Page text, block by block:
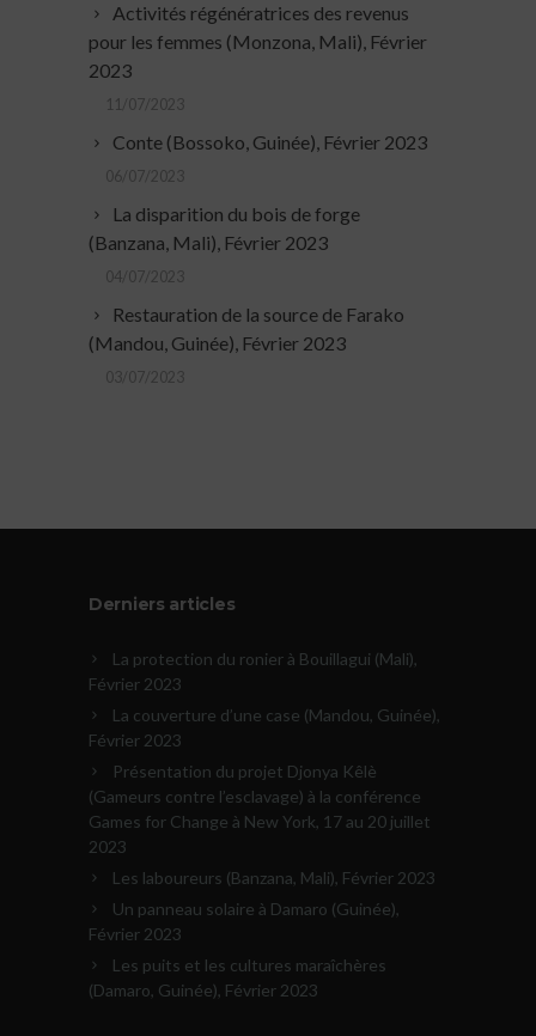
Activités régénératrices des revenus
pour les femmes (Monzona, Mali), Février
2023
11/07/2023
Conte (Bossoko, Guinée), Février 2023
06/07/2023
La disparition du bois de forge
(Banzana, Mali), Février 2023
04/07/2023
Restauration de la source de Farako
(Mandou, Guinée), Février 2023
03/07/2023
Derniers articles
La protection du ronier à Bouillagui (Mali),
Février 2023
La couverture d’une case (Mandou, Guinée),
Février 2023
Présentation du projet Djonya Kêlè
(Gameurs contre l’esclavage) à la conférence
Games for Change à New York, 17 au 20 juillet
2023
Les laboureurs (Banzana, Mali), Février 2023
Un panneau solaire à Damaro (Guinée),
Février 2023
Les puits et les cultures maraîchères
(Damaro, Guinée), Février 2023